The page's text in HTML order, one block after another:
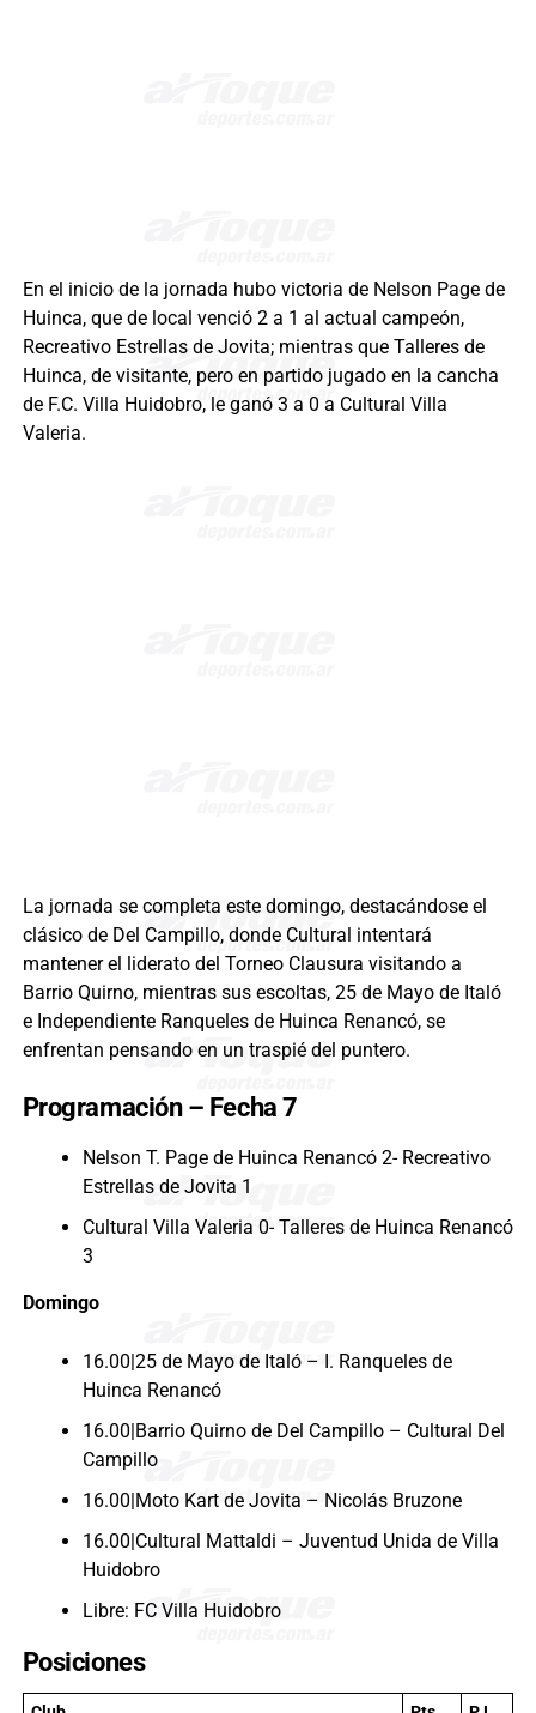
En el inicio de la jornada hubo victoria de Nelson Page de
Huinca, que de local venció 2 a 1 al actual campeón,
Recreativo Estrellas de Jovita; mientras que Talleres de
Huinca, de visitante, pero en partido jugado en la cancha
de F.C. Villa Huidobro, le ganó 3 a 0 a Cultural Villa
Valeria.
La jornada se completa este domingo, destacándose el
clásico de Del Campillo, donde Cultural intentará
mantener el liderato del Torneo Clausura visitando a
Barrio Quirno, mientras sus escoltas, 25 de Mayo de Italó
e Independiente Ranqueles de Huinca Renancó, se
enfrentan pensando en un traspié del puntero.
Programación – Fecha 7
Nelson T. Page de Huinca Renancó 2- Recreativo
Estrellas de Jovita 1
Cultural Villa Valeria 0- Talleres de Huinca Renancó
3
Domingo
16.00|25 de Mayo de Italó – I. Ranqueles de
Huinca Renancó
16.00|Barrio Quirno de Del Campillo – Cultural Del
Campillo
16.00|Moto Kart de Jovita – Nicolás Bruzone
16.00|Cultural Mattaldi – Juventud Unida de Villa
Huidobro
Libre: FC Villa Huidobro
Posiciones